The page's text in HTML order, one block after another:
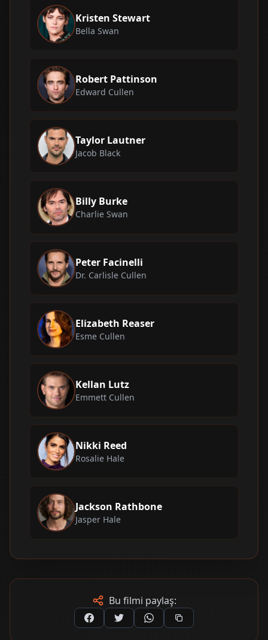
Kristen Stewart
Bella Swan
Robert Pattinson
Edward Cullen
Taylor Lautner
Jacob Black
Billy Burke
Charlie Swan
Peter Facinelli
Dr. Carlisle Cullen
Elizabeth Reaser
Esme Cullen
Kellan Lutz
Emmett Cullen
Nikki Reed
Rosalie Hale
Jackson Rathbone
Jasper Hale
Bu filmi paylaş: